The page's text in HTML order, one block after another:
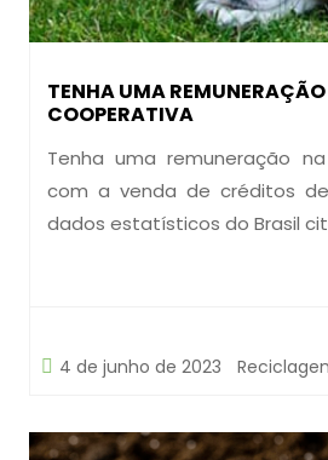
TENHA UMA
COOPERATIVA
Tenha uma remuneração
com a venda de créditos
dados estatísticos do Brasil
4 de junho de 2023